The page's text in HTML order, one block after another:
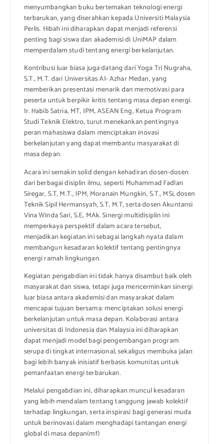
menyumbangkan buku bertemakan teknologi energi
terbarukan, yang diserahkan kepada Universiti Malaysia
Perlis. Hibah ini diharapkan dapat menjadi referensi
penting bagi siswa dan akademisi di UniMAP dalam
memperdalam studi tentang energi berkelanjutan.
Kontribusi luar biasa juga datang dari Yoga Tri Nugraha,
S.T., M.T. dari Universitas Al- Azhar Medan, yang
memberikan presentasi menarik dan memotivasi para
peserta untuk berpikir kritis tentang masa depan energi.
Ir. Habib Satria, MT, IPM, ASEAN Eng, Ketua Program
Studi Teknik Elektro, turut menekankan pentingnya
peran mahasiswa dalam menciptakan inovasi
berkelanjutan yang dapat membantu masyarakat di
masa depan.
Acara ini semakin solid dengan kehadiran dosen-dosen
dari berbagai disiplin ilmu, seperti Muhammad Fadlan
Siregar, S.T, M.T., IPM, Moranain Mungkin, S.T., MSi, dosen
Teknik Sipil Hermansyah, S.T, M.T, serta dosen Akuntansi
Vina Winda Sari, S.E, MAk. Sinergi multidisiplin ini
memperkaya perspektif dalam acara tersebut,
menjadikan kegiatan ini sebagai langkah nyata dalam
membangun kesadaran kolektif tentang pentingnya
energi ramah lingkungan.
Kegiatan pengabdian ini tidak hanya disambut baik oleh
masyarakat dan siswa, tetapi juga mencerminkan sinergi
luar biasa antara akademisi dan masyarakat dalam
mencapai tujuan bersama: menciptakan solusi energi
berkelanjutan untuk masa depan. Kolaborasi antara
universitas di Indonesia dan Malaysia ini diharapkan
dapat menjadi model bagi pengembangan program
serupa di tingkat internasional, sekaligus membuka jalan
bagi lebih banyak inisiatif berbasis komunitas untuk
pemanfaatan energi terbarukan.
Melalui pengabdian ini, diharapkan muncul kesadaran
yang lebih mendalam tentang tanggung jawab kolektif
terhadap lingkungan, serta inspirasi bagi generasi muda
untuk berinovasi dalam menghadapi tantangan energi
global di masa depan(mf)